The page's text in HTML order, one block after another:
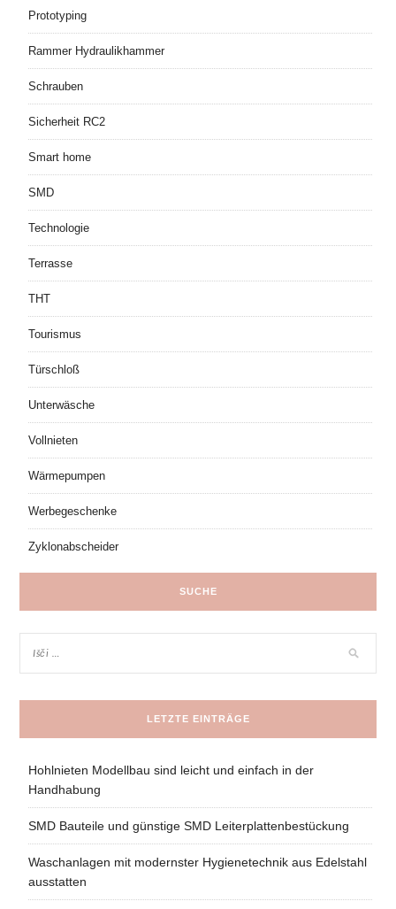
Prototyping
Rammer Hydraulikhammer
Schrauben
Sicherheit RC2
Smart home
SMD
Technologie
Terrasse
THT
Tourismus
Türschloß
Unterwäsche
Vollnieten
Wärmepumpen
Werbegeschenke
Zyklonabscheider
SUCHE
LETZTE EINTRÄGE
Hohlnieten Modellbau sind leicht und einfach in der
Handhabung
SMD Bauteile und günstige SMD Leiterplattenbestückung
Waschanlagen mit modernster Hygienetechnik aus Edelstahl
ausstatten